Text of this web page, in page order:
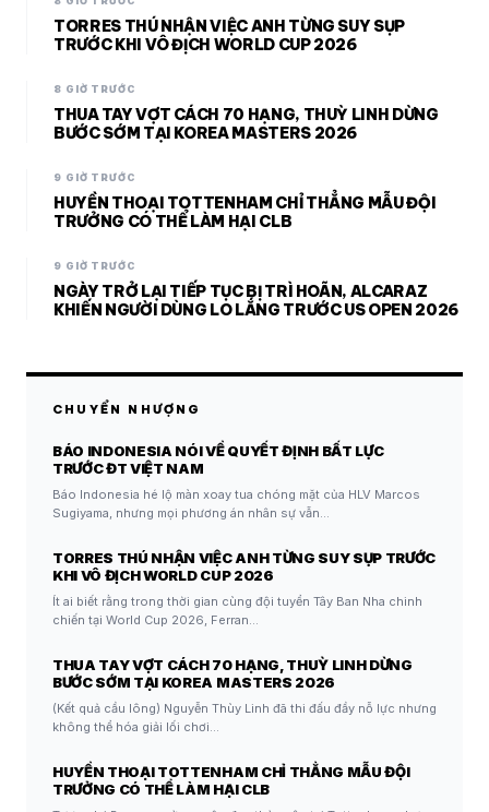
TORRES THÚ NHẬN VIỆC ANH TỪNG SUY SỤP
TRƯỚC KHI VÔ ĐỊCH WORLD CUP 2026
8 GIỜ TRƯỚC
THUA TAY VỢT CÁCH 70 HẠNG, THUỲ LINH DỪNG
BƯỚC SỚM TẠI KOREA MASTERS 2026
9 GIỜ TRƯỚC
HUYỀN THOẠI TOTTENHAM CHỈ THẲNG MẪU ĐỘI
TRƯỞNG CÓ THỂ LÀM HẠI CLB
9 GIỜ TRƯỚC
NGÀY TRỞ LẠI TIẾP TỤC BỊ TRÌ HOÃN, ALCARAZ
KHIẾN NGƯỜI DÙNG LO LẮNG TRƯỚC US OPEN 2026
CHUYỂN NHƯỢNG
BÁO INDONESIA NÓI VỀ QUYẾT ĐỊNH BẤT LỰC
TRƯỚC ĐT VIỆT NAM
Báo Indonesia hé lộ màn xoay tua chóng mặt của HLV Marcos
Sugiyama, nhưng mọi phương án nhân sự vẫn…
TORRES THÚ NHẬN VIỆC ANH TỪNG SUY SỤP TRƯỚC
KHI VÔ ĐỊCH WORLD CUP 2026
Ít ai biết rằng trong thời gian cùng đội tuyển Tây Ban Nha chinh
chiến tại World Cup 2026, Ferran…
THUA TAY VỢT CÁCH 70 HẠNG, THUỲ LINH DỪNG
BƯỚC SỚM TẠI KOREA MASTERS 2026
(Kết quả cầu lông) Nguyễn Thùy Linh đã thi đấu đầy nỗ lực nhưng
không thể hóa giải lối chơi…
HUYỀN THOẠI TOTTENHAM CHỈ THẲNG MẪU ĐỘI
TRƯỞNG CÓ THỂ LÀM HẠI CLB